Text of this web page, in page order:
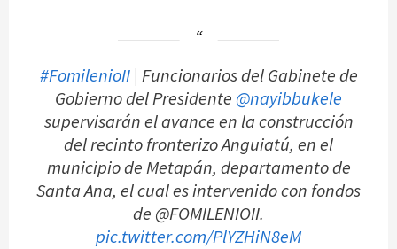
#FomilenioII| Funcionarios del Gabinete de
Gobierno del Presidente @nayibbukele
supervisarán el avance en la construcción
del recinto fronterizo Anguiatú, en el
municipio de Metapán, departamento de
Santa Ana, el cual es intervenido con fondos
de @FOMILENIOII.
pic.twitter.com/PlYZHiN8eM